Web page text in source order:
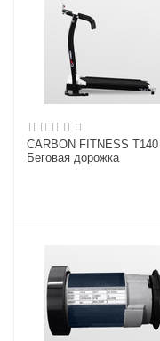
CARBON FITNESS T140
Беговая дорожка